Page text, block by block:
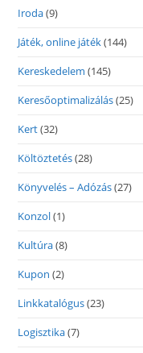
Iroda(9)
Játék, online játék(144)
Kereskedelem (145)
Keresőoptimalizálás(25)
Kert(32)
Költöztetés(28)
Könyvelés – Adózás(27)
Konzol(1)
Kultúra(8)
Kupon (2)
Linkkatalógus(23)
Logisztika(7)